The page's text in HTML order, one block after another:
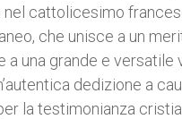
cattolicesimo
che unisce a un
a una grande e versatile
dedizione a
la testimonianza